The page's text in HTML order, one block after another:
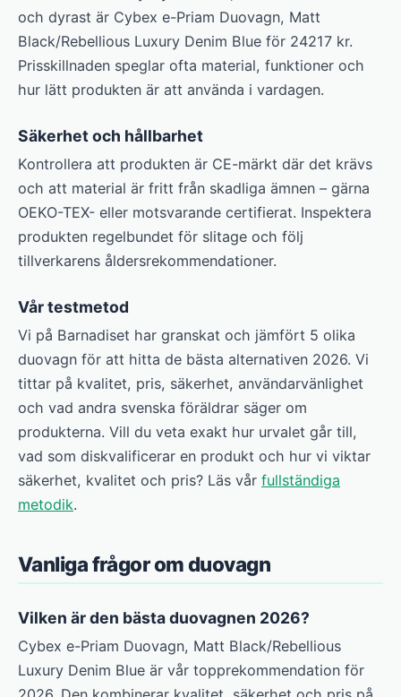
och dyrast är Cybex e-Priam Duovagn, Matt
Black/Rebellious Luxury Denim Blue för 24217 kr.
Prisskillnaden speglar ofta material, funktioner och
hur lätt produkten är att använda i vardagen.
Säkerhet och hållbarhet
Kontrollera att produkten är CE-märkt där det krävs
och att material är fritt från skadliga ämnen – gärna
OEKO-TEX- eller motsvarande certifierat. Inspektera
produkten regelbundet för slitage och följ
tillverkarens åldersrekommendationer.
Vår testmetod
Vi på Barnadiset har granskat och jämfört 5 olika
duovagn för att hitta de bästa alternativen 2026. Vi
tittar på kvalitet, pris, säkerhet, användarvänlighet
och vad andra svenska föräldrar säger om
produkterna. Vill du veta exakt hur urvalet går till,
vad som diskvalificerar en produkt och hur vi viktar
säkerhet, kvalitet och pris? Läs vår fullständiga
metodik.
Vanliga frågor om duovagn
Vilken är den bästa duovagnen 2026?
Cybex e-Priam Duovagn, Matt Black/Rebellious
Luxury Denim Blue är vår topprekommendation för